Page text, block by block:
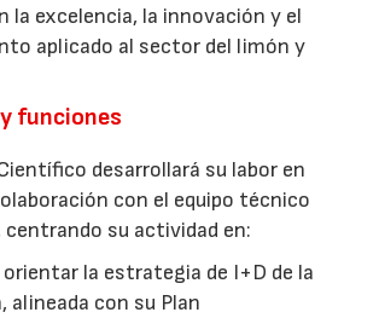
la excelencia, la innovación y el
aplicado al sector del limón y
funciones
desarrollará su labor en
con el equipo técnico
centrando su actividad en:
la estrategia de I+D de la
alineada con su Plan